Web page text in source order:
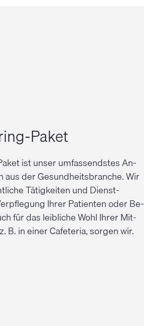
Paket
ist unser um­fassendstes An­
der Gesund­heits­branche. Wir
Tätig­keiten und Dienst­
Ihrer Patienten oder Be­
für das leib­liche Wohl Ihrer Mit­
B. in einer Cafeteria, sorgen wir.